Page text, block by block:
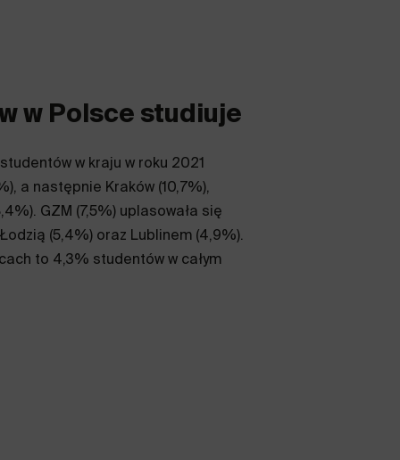
w Polsce studiuje
w kraju w roku 2021
a następnie Kraków (10,7%),
GZM (7,5%) uplasowała się
(5,4%) oraz Lublinem (4,9%).
to 4,3% studentów w całym